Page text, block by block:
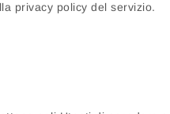
privacy policy del servizio.